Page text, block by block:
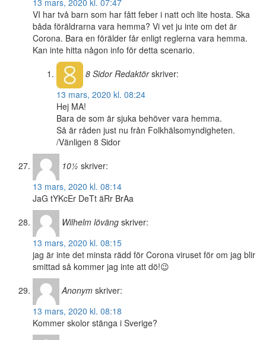
13 mars, 2020 kl. 07:47
VI har två barn som har fått feber i natt och lite hosta. Ska
båda föräldrarna vara hemma? Vi vet ju inte om det är
Corona. Bara en förälder får enligt reglerna vara hemma.
Kan inte hitta någon info för detta scenario.
8 SidorRedaktör skriver:
13 mars, 2020 kl. 08:24
Hej MA!
Bara de som är sjuka behöver vara hemma.
Så är råden just nu från Folkhälsomyndigheten.
/Vänligen 8 Sidor
10½ skriver:
13 mars, 2020 kl. 08:14
JaG tYKcEr DeTt äRr BrAa
Wilhelm löväng skriver:
13 mars, 2020 kl. 08:15
jag är inte det minsta rädd för Corona viruset för om jag blir
smittad så kommer jag inte att dö!😉
Anonym skriver:
13 mars, 2020 kl. 08:18
Kommer skolor stänga i Sverige?